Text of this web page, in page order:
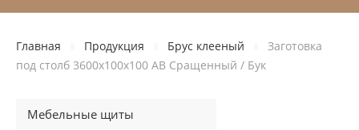
Главная Продукция Брус клееный
Заготовка
под столб 3600х100х100 АВ Сращенный / Бук
Мебельные щиты